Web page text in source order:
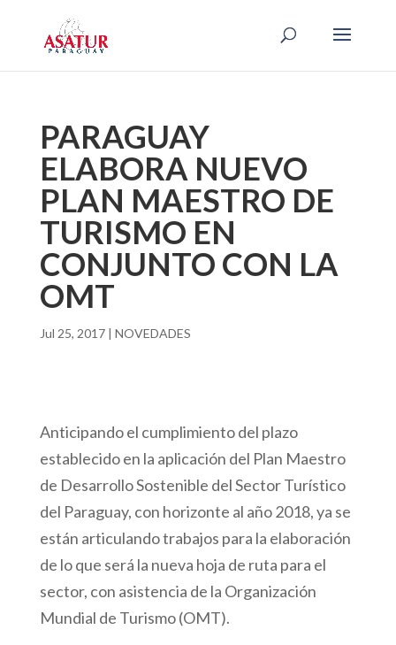
PARAGUAY
ELABORA NUEVO
PLAN MAESTRO DE
TURISMO EN
CONJUNTO CON LA
OMT
Jul 25, 2017| NOVEDADES
Anticipando el cumplimiento del plazo
establecido en la aplicación del Plan Maestro
de Desarrollo Sostenible del Sector Turístico
del Paraguay, con horizonte al año 2018, ya se
están articulando trabajos para la elaboración
de lo que será la nueva hoja de ruta para el
sector, con asistencia de la Organización
Mundial de Turismo (OMT).